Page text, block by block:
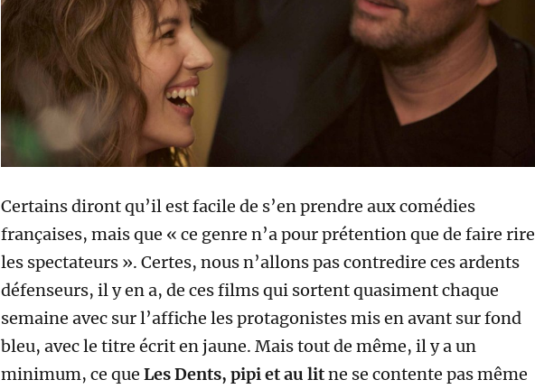
Certains diront qu’il est facile de s’en prendre aux comédies
françaises, mais que « ce genre n’a pour prétention que de faire rire
les spectateurs ». Certes, nous n’allons pas contredire ces ardents
défenseurs, il y en a, de ces films qui sortent quasiment chaque
semaine avec sur l’affiche les protagonistes mis en avant sur fond
bleu, avec le titre écrit en jaune. Mais tout de même, il y a un
minimum, ce que Les Dents, pipi et au litne se contente pas même